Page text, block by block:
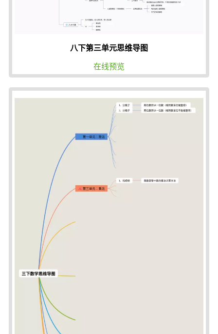
八下第三单元思维导图
在线预览